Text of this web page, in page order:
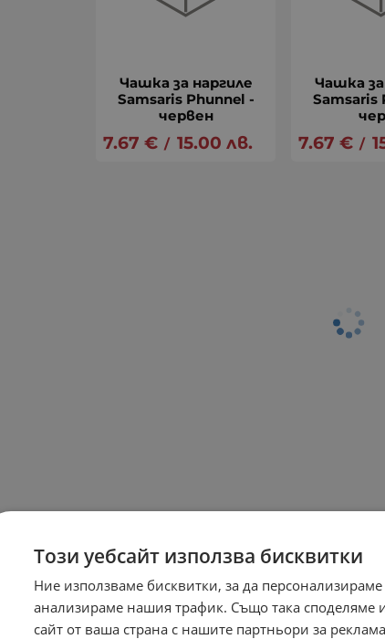
Чашка за наргиле
Samsaris Phunnel -
червен
7.67 € / 15.00 лв.
Чашка
Samsaris
7.67 € /
Този уебсайт използва бисквитки
Ние използваме бисквитки, за да
анализираме нашия трафик. Също така споделяме
сайт от ваша страна с нашите партньори за